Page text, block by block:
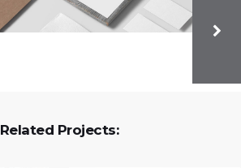
Related Projects: